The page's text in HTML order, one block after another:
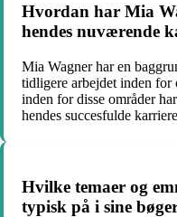
Hvordan har Mia
hendes nuværende
Mia Wagner har en
tidligere arbejdet inden for
inden for disse områder
hendes succesfulde
Hvilke temaer og
typisk på i sine